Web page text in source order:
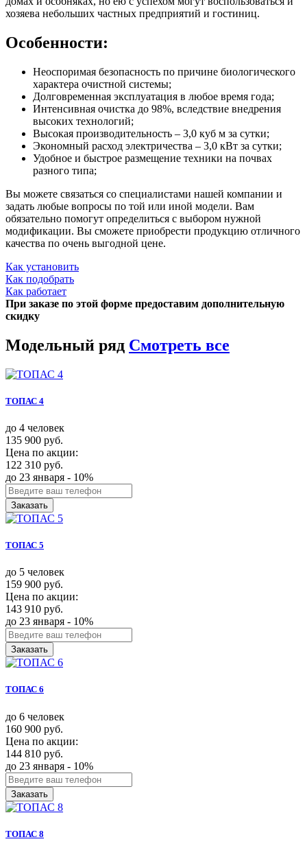
хозяева небольших частных предприятий и гостиниц.
Особенности:
Неоспоримая безопасность по причине биологического
характера очистной системы;
Долговременная эксплуатация в любое время года;
Интенсивная очистка до 98%, вследствие внедрения
высоких технологий;
Высокая производительность – 3,0 куб м за сутки;
Экономный расход электричества – 3,0 кВт за сутки;
Удобное и быстрое размещение техники на почвах
разного типа;
Вы можете связаться со специалистами нашей компании и
задать любые вопросы по той или иной модели. Вам
обязательно помогут определиться с выбором нужной
модификации. Вы сможете приобрести продукцию отличного
качества по очень выгодной цене.
Как установить
Как подобрать
Как работает
При заказе по этой форме предоставим дополнительную
скидку
Модельный ряд Смотреть все
ТОПАС 4
до 4 человек
135 900 руб.
Цена по акции:
122 310 руб.
до 23 января - 10%
Заказать
ТОПАС 5
до 5 человек
159 900 руб.
Цена по акции:
143 910 руб.
до 23 января - 10%
Заказать
ТОПАС 6
до 6 человек
160 900 руб.
Цена по акции:
144 810 руб.
до 23 января - 10%
Заказать
ТОПАС 8